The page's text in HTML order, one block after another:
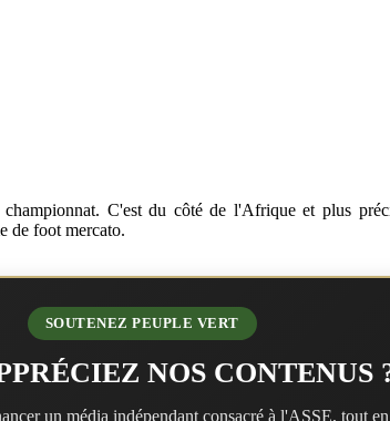
C'est du côté de l'Afrique et plus
de foot mercato.
SOUTENEZ PEUPLE VERT
NOS CONTENUS
un média indépendant consacré à l'ASSE, tout